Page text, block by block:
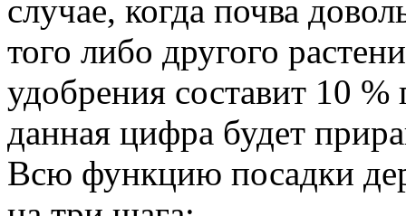
случае, когда почва
того либо другого
удобрения составит 10
данная цифра будет
Всю функцию посадки